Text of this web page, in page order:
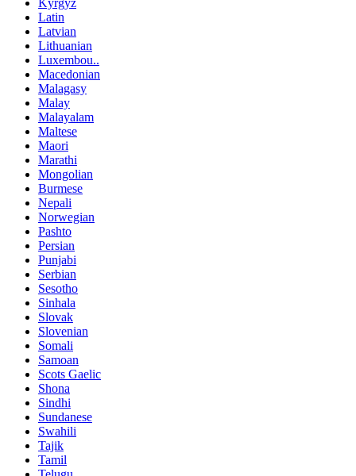
Kyrgyz
Latin
Latvian
Lithuanian
Luxembou..
Macedonian
Malagasy
Malay
Malayalam
Maltese
Maori
Marathi
Mongolian
Burmese
Nepali
Norwegian
Pashto
Persian
Punjabi
Serbian
Sesotho
Sinhala
Slovak
Slovenian
Somali
Samoan
Scots Gaelic
Shona
Sindhi
Sundanese
Swahili
Tajik
Tamil